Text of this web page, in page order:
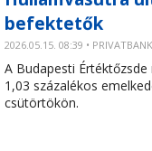
befektetők
2026.05.15. 08:39 •
A Budapesti
1,03 százalékos
csütörtökön.